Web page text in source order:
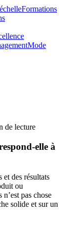
Formations
Mode
de lecture
elle à
et des résultats
ou
pas chose
solide et sur un